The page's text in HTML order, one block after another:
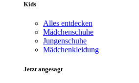
Kids
Alles entdecken
Mädchenschuhe
Jungenschuhe
Mädchenkleidung
Jetzt angesagt